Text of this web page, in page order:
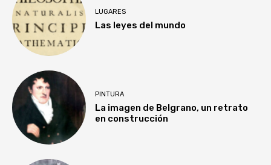
LUGARES
Las leyes del mundo
PINTURA
La imagen de Belgrano, un retrato
en construcción